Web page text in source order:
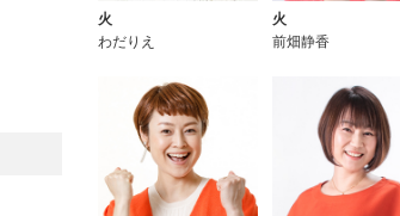
火
わだりえ
火
前畑静香